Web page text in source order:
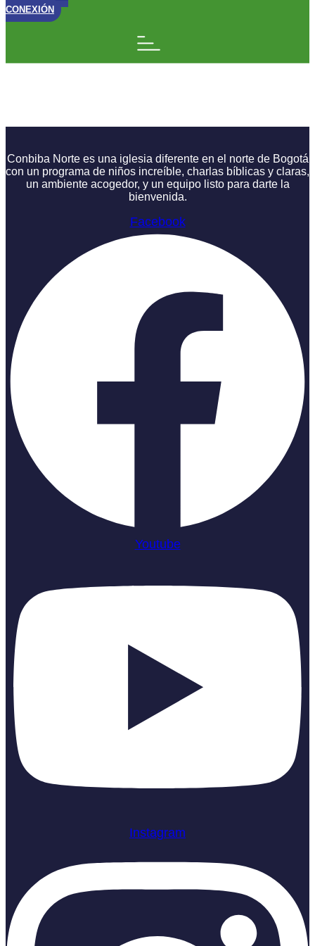
CONEXIÓN
Conbiba Norte es una iglesia diferente en el norte de Bogotá
con un programa de niños increíble, charlas bíblicas y claras,
un ambiente acogedor, y un equipo listo para darte la
bienvenida.
Facebook
Youtube
Instagram